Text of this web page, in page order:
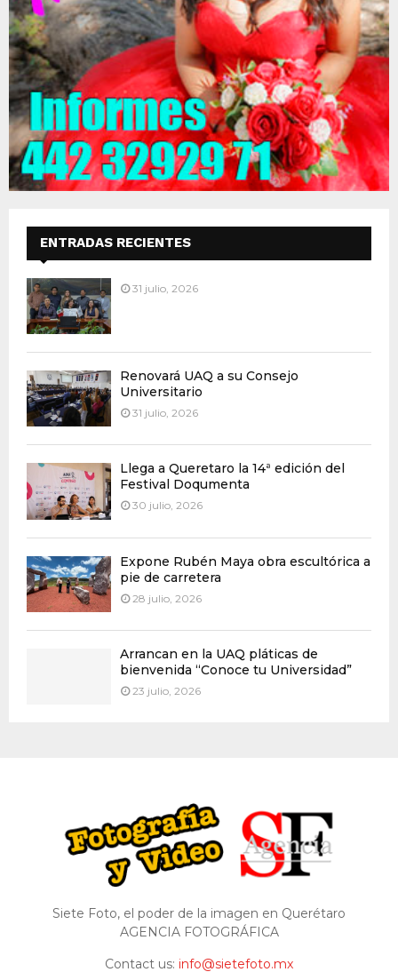
ENTRADAS RECIENTES
31 julio, 2026
Renovará UAQ a su Consejo
Universitario
31 julio, 2026
Llega a Queretaro la 14ª edición del
Festival Doqumenta
30 julio, 2026
Expone Rubén Maya obra escultórica a
pie de carretera
28 julio, 2026
Arrancan en la UAQ pláticas de
bienvenida “Conoce tu Universidad”
23 julio, 2026
Siete Foto, el poder de la imagen en Querétaro
AGENCIA FOTOGRÁFICA
Contact us: info@sietefoto.mx